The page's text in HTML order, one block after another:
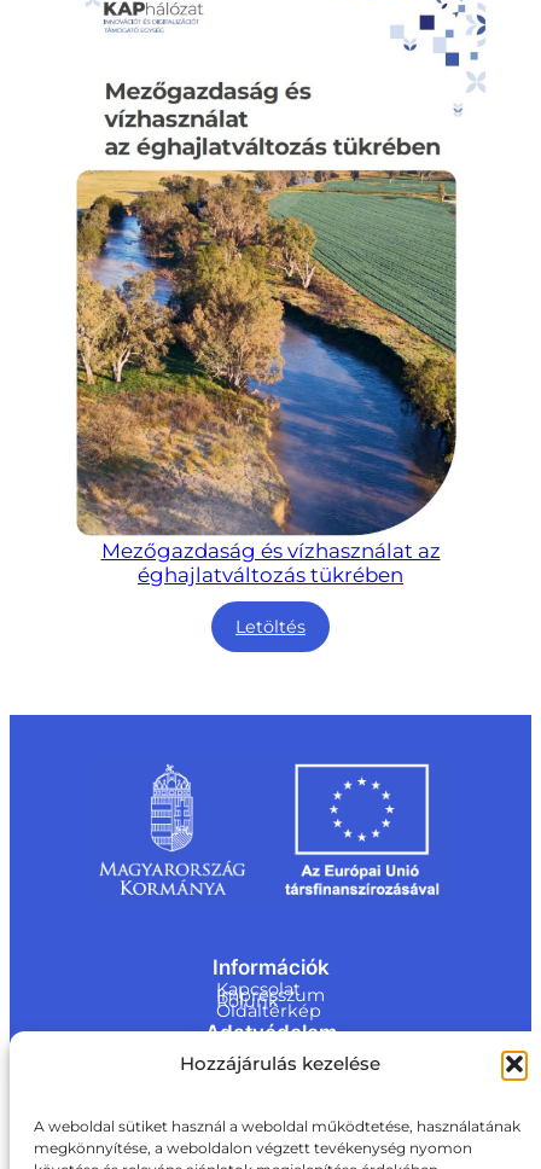
Hozzájárulás kezelése
A weboldal sütiket használ a weboldal működtetése, használatának
megkönnyítése, a weboldalon végzett tevékenység nyomon
Mezőgazdaság és vízhasználat az
éghajlatváltozás tükrében
Letöltés
Információk
Kapcsolat
Impresszum
Rólunk
Oldaltérkép
Adatvédelem
Jogi nyilatkozat
Adatvédelmi nyilatkozat
Akadálymentesítési nyilatkozat
ite@a